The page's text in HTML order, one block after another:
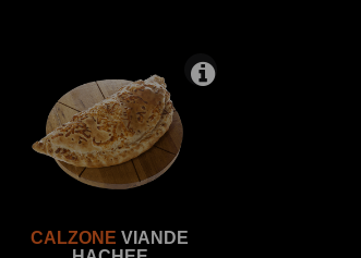
CALZONE VIANDE